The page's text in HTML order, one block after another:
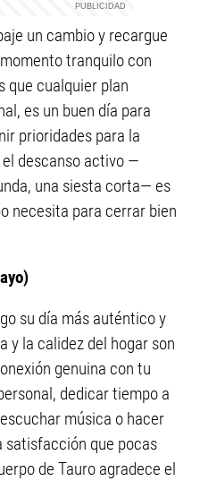
un cambio y recargue
tranquilo con
que cualquier plan
es un buen día para
prioridades para la
el descanso activo —
una siesta corta— es
necesita para cerrar bien
su día más auténtico y
y la calidez del hogar son
genuina con tu
dedicar tiempo a
música o hacer
satisfacción que pocas
de Tauro agradece el